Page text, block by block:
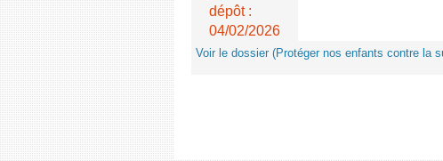
dépôt :
04/02/2026
Voir le dossier (Protéger nos enfants contre la